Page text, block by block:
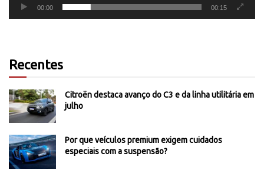
00:00 00:15
Recentes
Citroën destaca avanço do C3 e da linha utilitária em
julho
Por que veículos premium exigem cuidados
especiais com a suspensão?